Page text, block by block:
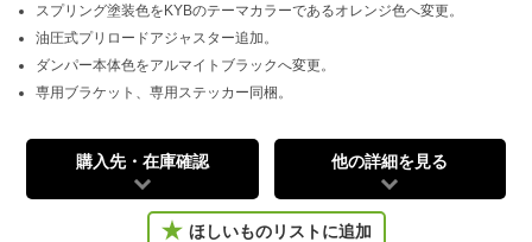
スプリング塗装色をKYBのテーマカラーであるオレンジ色へ変更。
油圧式プリロードアジャスター追加。
ダンパー本体色をアルマイトブラックへ変更。
専用ブラケット、専用ステッカー同梱。
購入先・在庫確認 他の詳細を見る
ほしいものリストに追加